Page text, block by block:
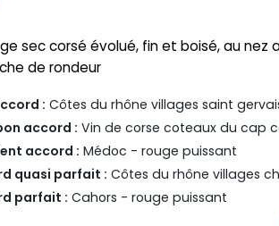
sec corsé évolué, fin et boisé, au
de rondeur
: Côtes du rhône villages saint
accord : Vin de corse coteaux du cap
accord : Médoc - rouge puissant
quasi parfait : Côtes du rhône villages
parfait : Cahors - rouge puissant